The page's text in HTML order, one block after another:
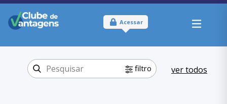
Acessar
filtro ver todos